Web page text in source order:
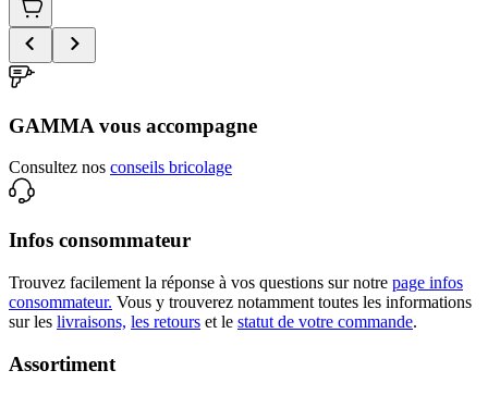
GAMMA vous accompagne
Consultez nos conseils bricolage
Infos consommateur
Trouvez facilement la réponse à vos questions sur notre page infos
consommateur. Vous y trouverez notamment toutes les informations
sur les livraisons, les retours et le statut de votre commande.
Assortiment